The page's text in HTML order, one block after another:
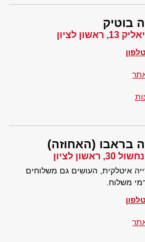
בוטיק
13, ראשון לציון
בראבו (האחוזה)
30, ראשון לציון
איטלקית, העושים גם משלוחים
משלוח.